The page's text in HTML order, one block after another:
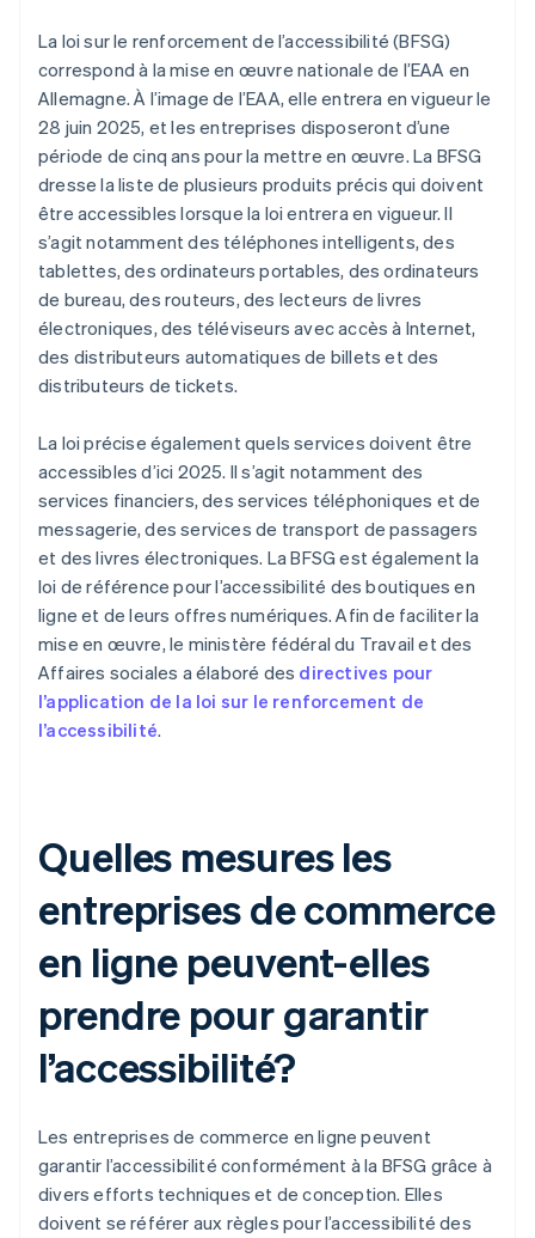
La loi sur le renforcement de l’accessibilité (BFSG)
correspond à la mise en œuvre nationale de l’EAA en
Allemagne. À l’image de l’EAA, elle entrera en vigueur le
28 juin 2025, et les entreprises disposeront d’une
période de cinq ans pour la mettre en œuvre. La BFSG
dresse la liste de plusieurs produits précis qui doivent
être accessibles lorsque la loi entrera en vigueur. Il
s’agit notamment des téléphones intelligents, des
tablettes, des ordinateurs portables, des ordinateurs
de bureau, des routeurs, des lecteurs de livres
électroniques, des téléviseurs avec accès à Internet,
des distributeurs automatiques de billets et des
distributeurs de tickets.
La loi précise également quels services doivent être
accessibles d’ici 2025. Il s’agit notamment des
services financiers, des services téléphoniques et de
messagerie, des services de transport de passagers
et des livres électroniques. La BFSG est également la
loi de référence pour l’accessibilité des boutiques en
ligne et de leurs offres numériques. Afin de faciliter la
mise en œuvre, le ministère fédéral du Travail et des
Affaires sociales a élaboré des directives pour
l’application de la loi sur le renforcement de
l’accessibilité.
Quelles mesures les
entreprises de commerce
en ligne peuvent-elles
prendre pour garantir
l’accessibilité?
Les entreprises de commerce en ligne peuvent
garantir l’accessibilité conformément à la BFSG grâce à
divers efforts techniques et de conception. Elles
doivent se référer aux règles pour l’accessibilité des